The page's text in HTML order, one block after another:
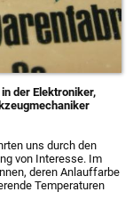
der Elektroniker,
uns durch den
von Interesse. Im
deren Anlauffarbe
Temperaturen